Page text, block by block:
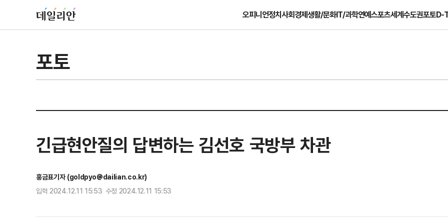
오피니언정치사회경제생활/문화IT/과학연예스포츠세계수도권포토D-
포토
긴급현안질의 답변하는 김선호 국방부 차관
홍금표기자 (goldpyo@dailian.co.kr)
입력 2024.12.11 15:53 수정 2024.12.11 15:53